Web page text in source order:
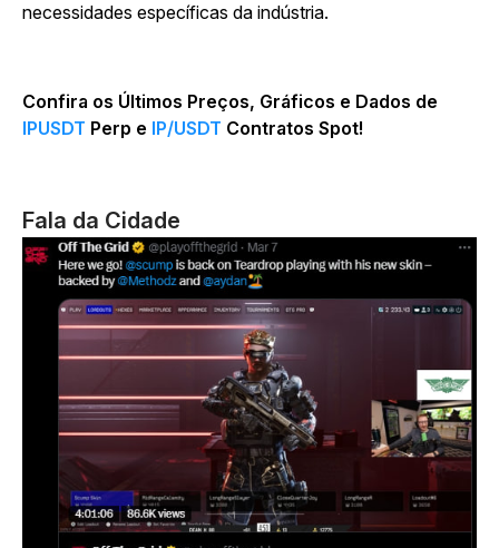
necessidades específicas da indústria.
Confira os Últimos Preços, Gráficos e Dados de
IPUSDT Perp e IP/USDT Contratos Spot!
Fala da Cidade